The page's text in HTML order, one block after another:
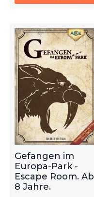
Gefangen im
Europa-Park -
Escape Room. Ab
8 Jahre.